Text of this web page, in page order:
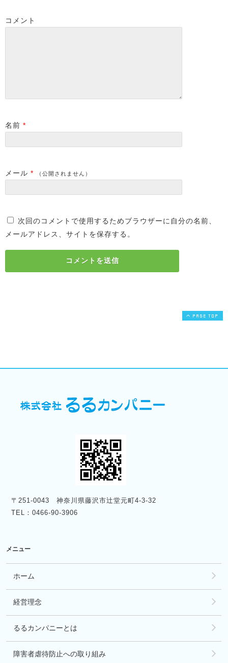
コメント
名前 *
メール * （公開されません）
次回のコメントで使用するためブラウザーに自分の名前、
メールアドレス、サイトを保存する。
PAGE TOP
〒251-0043 神奈川県藤沢市辻堂元町4-3-32
TEL：0466-90-3906
メニュー
ホーム
経営理念
るるカンパニーとは
障害者虐待防止への取り組み